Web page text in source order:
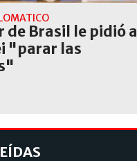
de Brasil le pidió a
"parar las